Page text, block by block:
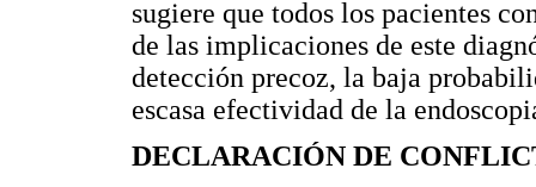
sugiere que todos los pacientes
de las implicaciones de este
detección precoz, la baja
escasa efectividad de la
DECLARACIÓN DE